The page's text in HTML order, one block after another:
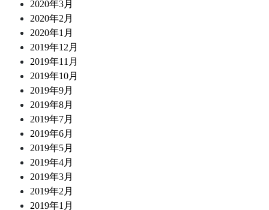
2020年3月
2020年2月
2020年1月
2019年12月
2019年11月
2019年10月
2019年9月
2019年8月
2019年7月
2019年6月
2019年5月
2019年4月
2019年3月
2019年2月
2019年1月